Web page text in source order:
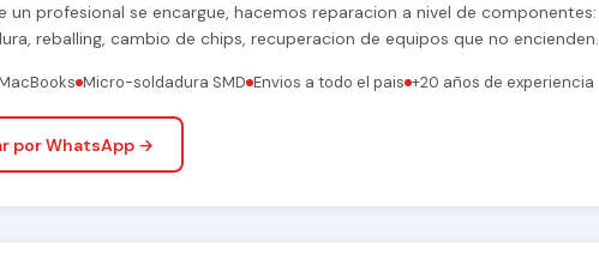
un profesional se encargue, hacemos reparacion a nivel de componentes:
reballing, cambio de chips, recuperacion de equipos que no encienden.
Micro-soldadura SMD Envios a todo el pais +20 años de experiencia
por WhatsApp →